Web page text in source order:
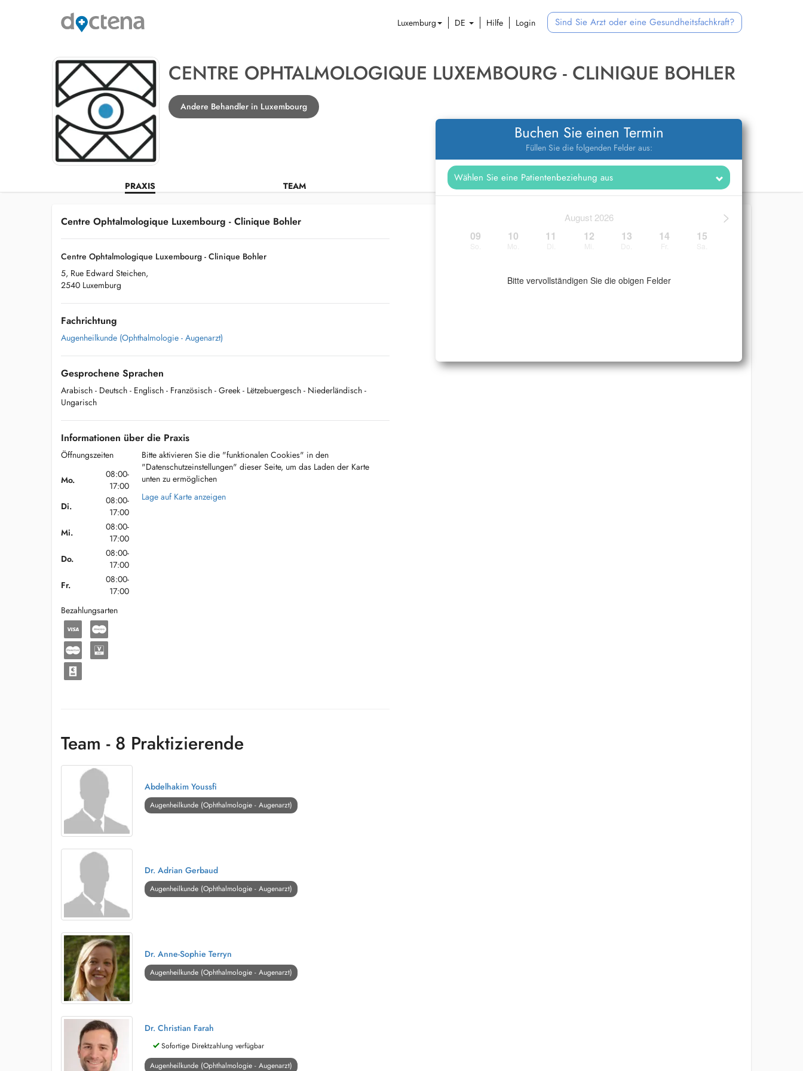
Luxemburg DE Hilfe Login Sind Sie Arzt oder eine Gesundheitsfachkraft?
CENTRE OPHTALMOLOGIQUE LUXEMBOURG - CLINIQUE BOHLER
Andere Behandler in Luxembourg
PRAXIS TEAM
Buchen Sie einen Termin
Füllen Sie die folgenden Felder aus:
>
August 2026
09 10 11 12 13 14 15
Bitte vervollständigen Sie die obigen Felder
Centre Ophtalmologique Luxembourg - Clinique Bohler
Centre Ophtalmologique Luxembourg - Clinique Bohler
5, Rue Edward Steichen,
2540 Luxemburg
Fachrichtung
Augenheilkunde (Ophthalmologie - Augenarzt)
Gesprochene Sprachen
Arabisch - Deutsch - Englisch - Französisch - Greek - Lëtzebuergesch - Niederländisch -
Ungarisch
Informationen über die Praxis
Öffnungszeiten
Mo.
08:00-
17:00
Di.
08:00-
17:00
Mi.
08:00-
17:00
Do.
08:00-
17:00
Fr.
08:00-
17:00
Bezahlungsarten
Bitte aktivieren Sie die "funktionalen Cookies" in den
"Datenschutzeinstellungen" dieser Seite, um das Laden der Karte
unten zu ermöglichen
Lage auf Karte anzeigen
Team - 8 Praktizierende
Abdelhakim Youssfi
Augenheilkunde (Ophthalmologie - Augenarzt)
Dr. Adrian Gerbaud
Augenheilkunde (Ophthalmologie - Augenarzt)
Dr. Anne-Sophie Terryn
Augenheilkunde (Ophthalmologie - Augenarzt)
Dr. Christian Farah
Sofortige Direktzahlung verfügbar
Augenheilkunde (Ophthalmologie - Augenarzt)